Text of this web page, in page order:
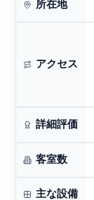
所在地
アクセス
詳細評価
客室数
主な設備